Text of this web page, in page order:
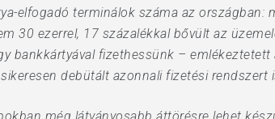
elfogadó terminálok száma az országban:
30 ezerrel, 17 százalékkal bővült az
bankkártyával fizethessünk –
debütált azonnali fizetési